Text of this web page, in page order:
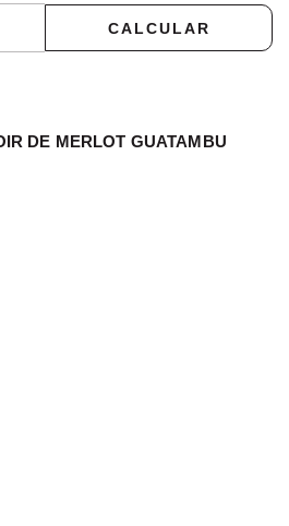
CALCULAR
DE MERLOT GUATAMBU